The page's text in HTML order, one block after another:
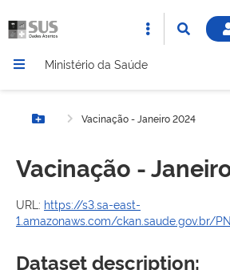
Ministério da Saúde
Botão MenuVacinação - Janeiro 2024
Vacinação -
URL: https://s3.sa-east-
1.amazonaws.com/ckan.saude.gov.br/
Dataset description: